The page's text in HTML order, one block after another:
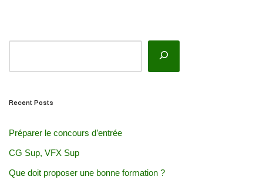
Recent Posts
Préparer le concours d’entrée
CG Sup, VFX Sup
Que doit proposer une bonne formation ?